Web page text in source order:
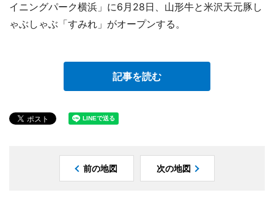
イニングパーク横浜」に6月28日、山形牛と米沢天元豚し
ゃぶしゃぶ「すみれ」がオープンする。
記事を読む
前の地図 次の地図